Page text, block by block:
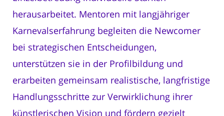
herausarbeitet. Mentoren mit langjähriger
Karnevalserfahrung begleiten die Newcomer
bei strategischen Entscheidungen,
unterstützen sie in der Profilbildung und
erarbeiten gemeinsam realistische, langfristige
Handlungsschritte zur Verwirklichung ihrer
künstlerischen Vision und fördern gezielt